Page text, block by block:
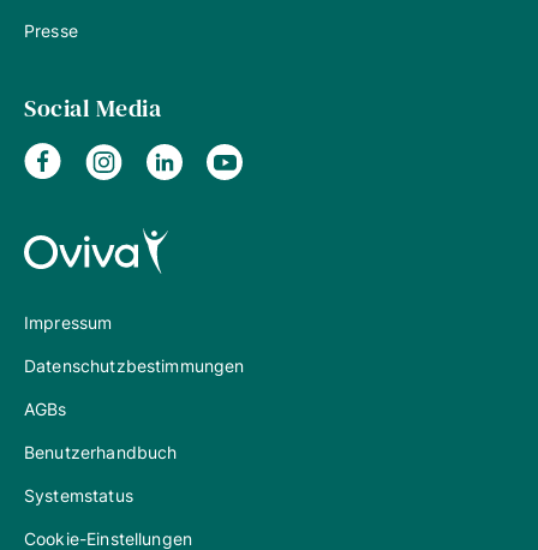
Presse
Social Media
Impressum
Datenschutzbestimmungen
AGBs
Benutzerhandbuch
Systemstatus
Cookie-Einstellungen